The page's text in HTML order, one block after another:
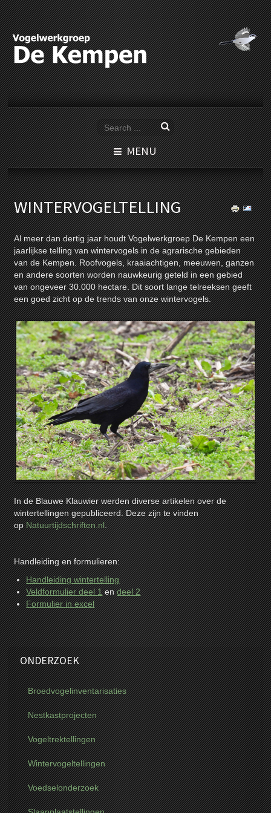
MENU
WINTERVOGELTELLING
Al meer dan dertig jaar houdt Vogelwerkgroep De Kempen een
jaarlijkse telling van wintervogels in de agrarische gebieden
van de Kempen. Roofvogels, kraaiachtigen, meeuwen, ganzen
en andere soorten worden nauwkeurig geteld in een gebied
van ongeveer 30.000 hectare. Dit soort lange telreeksen geeft
een goed zicht op de trends van onze wintervogels.
In de Blauwe Klauwier werden diverse artikelen over de
wintertellingen gepubliceerd. Deze zijn te vinden
opNatuurtijdschriften.nl.
Handleiding en formulieren:
Handleiding wintertelling
Veldformulier deel 1endeel 2
Formulier in excel
ONDERZOEK
Broedvogelinventarisaties
Nestkastprojecten
Vogeltrektellingen
Wintervogeltellingen
Voedselonderzoek